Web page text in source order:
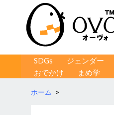
コンテンツへ移動
SDGs ジェンダー
おでかけ
まめ学
ホーム >